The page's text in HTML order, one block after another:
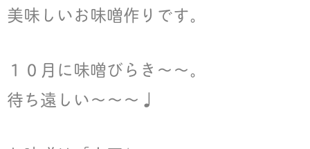
美味しいお味噌作りです。
１０月に味噌びらき〜〜。
待ち遠しい〜〜〜♩